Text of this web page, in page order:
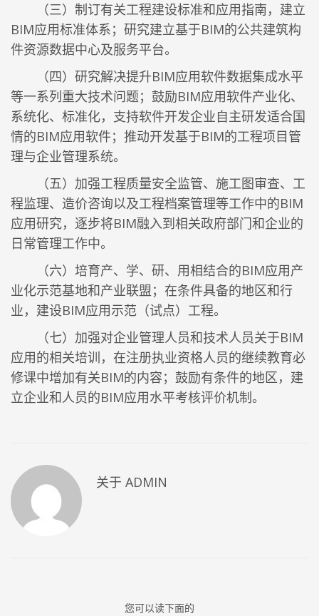
（三）制订有关工程建设标准和应用指南，建立
BIM应用标准体系；研究建立基于BIM的公共建筑构
件资源数据中心及服务平台。
（四）研究解决提升BIM应用软件数据集成水平
等一系列重大技术问题；鼓励BIM应用软件产业化、
系统化、标准化，支持软件开发企业自主研发适合国
情的BIM应用软件；推动开发基于BIM的工程项目管
理与企业管理系统。
（五）加强工程质量安全监管、施工图审查、工
程监理、造价咨询以及工程档案管理等工作中的BIM
应用研究，逐步将BIM融入到相关政府部门和企业的
日常管理工作中。
（六）培育产、学、研、用相结合的BIM应用产
业化示范基地和产业联盟；在条件具备的地区和行
业，建设BIM应用示范（试点）工程。
（七）加强对企业管理人员和技术人员关于BIM
应用的相关培训，在注册执业资格人员的继续教育必
修课中增加有关BIM的内容；鼓励有条件的地区，建
立企业和人员的BIM应用水平考核评价机制。
关于 ADMIN
您可以读下面的